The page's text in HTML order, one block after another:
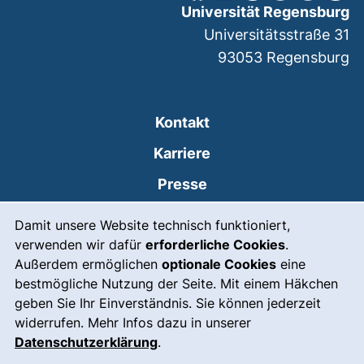
Damit unsere Website technisch funktioniert,
verwenden wir dafür erforderliche Cookies.
Außerdem ermöglichen optionale Cookies eine
bestmögliche Nutzung der Seite. Mit einem Häkchen
geben Sie Ihr Einverständnis. Sie können jederzeit
widerrufen. Mehr Infos dazu in unserer
Datenschutzerklärung.
Kontakt
Karriere
Presse
Leichte Sprache
Gebärdensprache
Notfall(externer Link, öffnet
Impressum
Universität Regensburg
Universitätsstraße 31
93053 Regensburg